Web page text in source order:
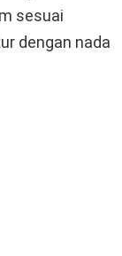
sesuai
dengan nada